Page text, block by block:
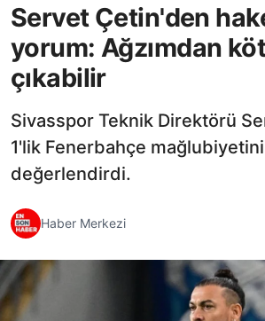
Servet Çetin'den
yorum: Ağzımdan
çıkabilir
Sivasspor Teknik Direktörü
1'lik Fenerbahçe mağlubiyetini
değerlendirdi.
Haber Merkezi